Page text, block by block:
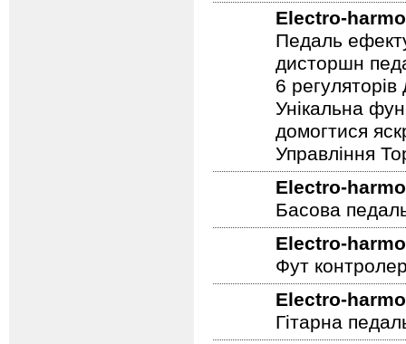
Electro-
Педаль
дисторшн
6
Унікальна
домогтися
Управління
Electro-
Басова
Electro-
Фут
Electro-
Гітарна